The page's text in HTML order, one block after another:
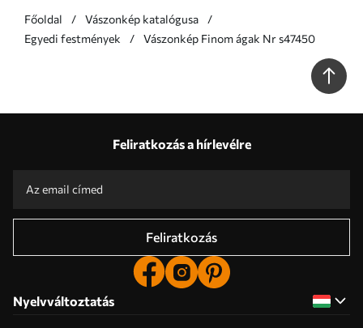
Főoldal
Vászonkép katalógusa
Egyedi festmények
Vászonkép Finom ágak Nr s47450
Feliratkozás a hírlevélre
Feliratkozás
Nyelvváltoztatás